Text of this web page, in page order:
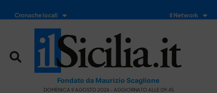
Cronache locali Il Network
Fondato da Maurizio Scaglione
DOMENICA 9 AGOSTO 2026 - AGGIORNATO ALLE 09:45